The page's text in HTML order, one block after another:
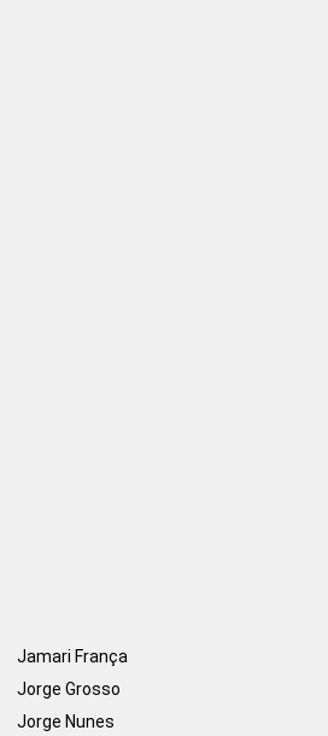
Jamari França
Jorge Grosso
Jorge Nunes